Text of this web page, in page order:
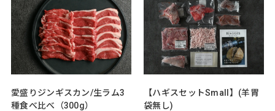
愛盛りジンギスカン/生ラム3
種食べ比べ（300g）
【ハギスセットSmall】(羊胃
袋無し)